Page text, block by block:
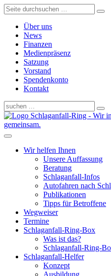
Über uns
News
Finanzen
Medienpräsenz
Satzung
Vorstand
Spendenkonto
Kontakt
Schlaganfall-Ring - Wir
gemeinsam.
Wir helfen Ihnen
Unsere Auffassung
Beratung
Schlaganfall-Infos
Autofahren nach
Publikationen
Tipps für Betroffene
Wegweiser
Termine
Schlaganfall-Ring-Box
Was ist das?
Schlaganfall-Ring-
Schlaganfall-Helfer
Konzept
Ausbildung